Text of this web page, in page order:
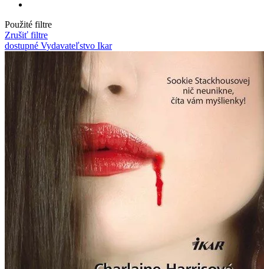
Použité filtre
Zrušiť filtre
dostupné Vydavateľstvo Ikar